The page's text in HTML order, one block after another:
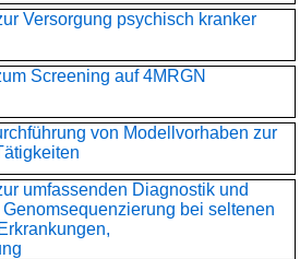
Versorgung psychisch kranker
Screening auf 4MRGN
von Modellvorhaben zur
umfassenden Diagnostik und
bei seltenen